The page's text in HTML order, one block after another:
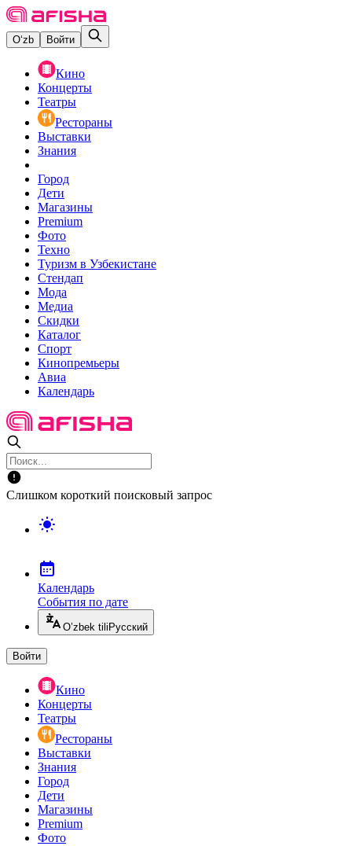
O‘zb Войти
Кино
Концерты
Театры
Рестораны
Выставки
Знания
Город
Дети
Магазины
Premium
Фото
Техно
Туризм в Узбекистане
Стендап
Мода
Медиа
Скидки
Каталог
Спорт
Кинопремьеры
Авиа
Календарь
Слишком короткий поисковый запрос
Календарь
События по дате
O’zbek tili Русский
Войти
Кино
Концерты
Театры
Рестораны
Выставки
Знания
Город
Дети
Магазины
Premium
Фото